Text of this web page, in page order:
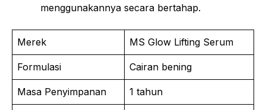
menggunakannya secara bertahap.
Merek MS Glow Lifting Serum
Formulasi Cairan bening
Masa Penyimpanan 1 tahun